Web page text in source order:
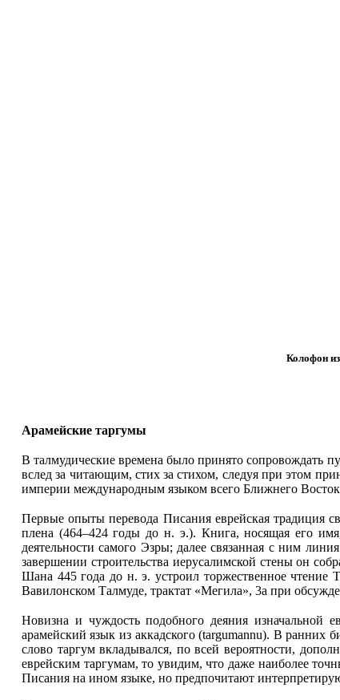
Колофон
Арамейские таргумы
В талмудические времена было принято сопровождать
вслед за читающим, стих за стихом, следуя при этом
империи международным языком всего Ближнего
Первые опыты перевода Писания еврейская традиция
плена (464–424 годы до н. э.). Книга, носящая его
деятельности самого Эзры; далее связанная с ним
завершении строительства иерусалимской стены он
Шана 445 года до н. э. устроил торжественное
Вавилонском Талмуде, трактат «Мегила», 3а при
Новизна и чуждость подобного деяния изначальной
арамейский язык из аккадского (targumannu). В ранних
слово таргум вкладывался, по всей вероятности,
еврейским таргумам, то увидим, что даже наиболее
Писания на ином языке, но предпочитают